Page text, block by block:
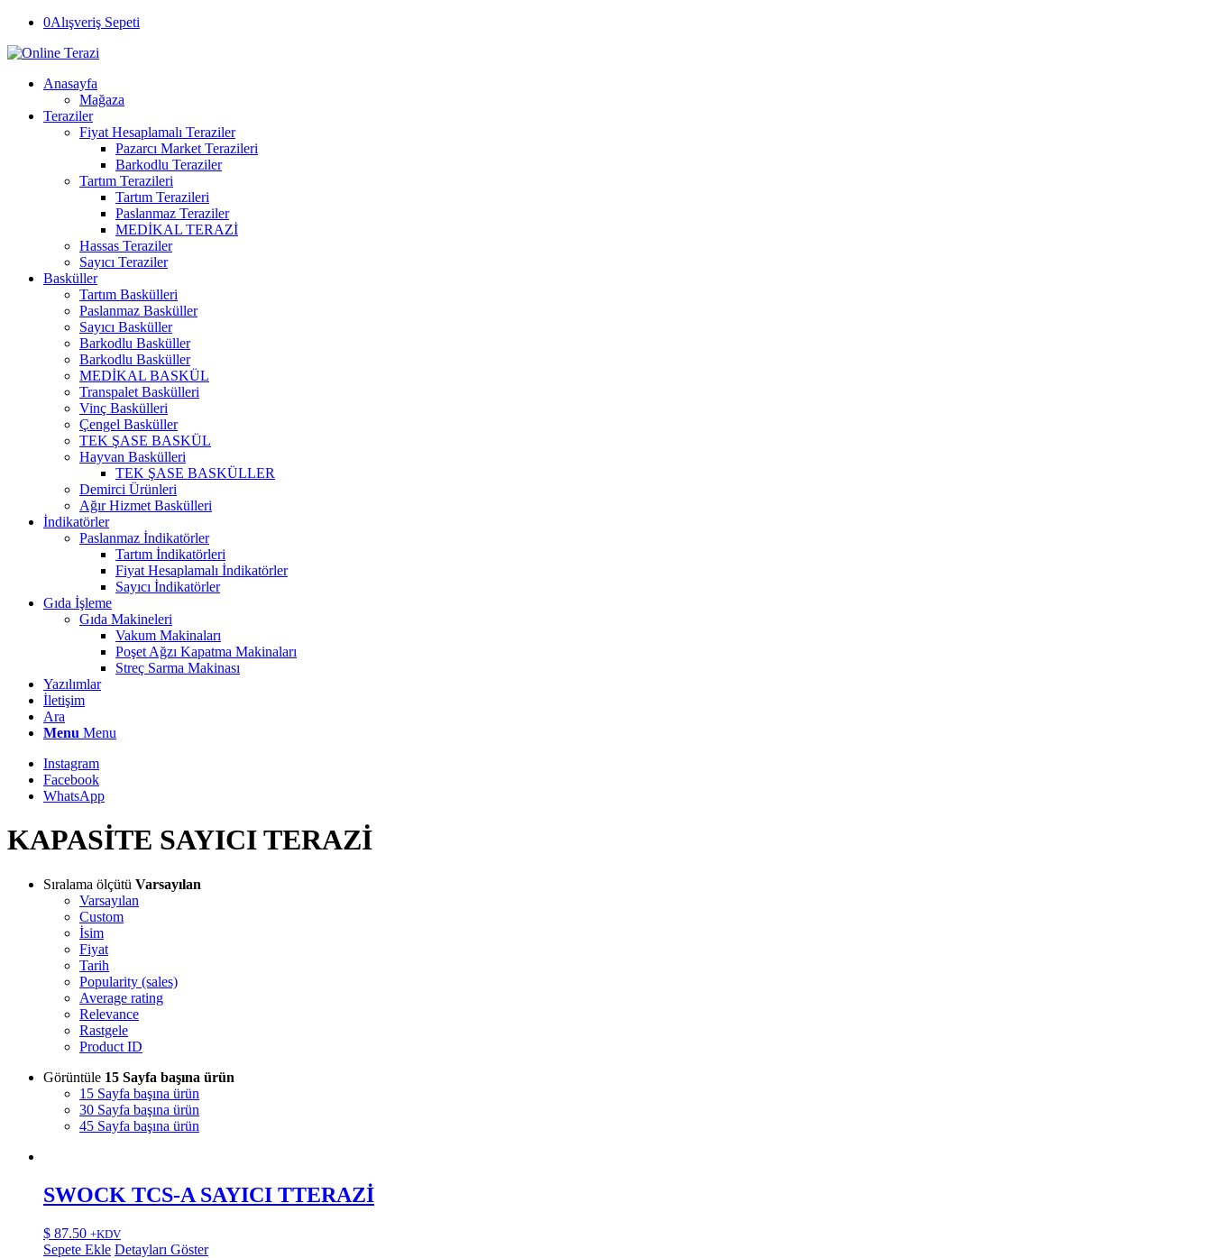
0Alışveriş Sepeti
Anasayfa
Mağaza
Teraziler
Fiyat Hesaplamalı Teraziler
Pazarcı Market Terazileri
Barkodlu Teraziler
Tartım Terazileri
Tartım Terazileri
Paslanmaz Teraziler
MEDİKAL TERAZİ
Hassas Teraziler
Sayıcı Teraziler
Basküller
Tartım Baskülleri
Paslanmaz Basküller
Sayıcı Basküller
Barkodlu Basküller
Barkodlu Basküller
MEDİKAL BASKÜL
Transpalet Baskülleri
Vinç Baskülleri
Çengel Basküller
TEK ŞASE BASKÜL
Hayvan Baskülleri
TEK ŞASE BASKÜLLER
Demirci Ürünleri
Ağır Hizmet Baskülleri
İndikatörler
Paslanmaz İndikatörler
Tartım İndikatörleri
Fiyat Hesaplamalı İndikatörler
Sayıcı İndikatörler
Gıda İşleme
Gıda Makineleri
Vakum Makinaları
Poşet Ağzı Kapatma Makinaları
Streç Sarma Makinası
Yazılımlar
İletişim
Ara
Menu Menu
Instagram
Facebook
WhatsApp
KAPASİTE SAYICI TERAZİ
Sıralama ölçütü Varsayılan
Varsayılan
Custom
İsim
Fiyat
Tarih
Popularity (sales)
Average rating
Relevance
Rastgele
Product ID
Görüntüle 15 Sayfa başına ürün
15 Sayfa başına ürün
30 Sayfa başına ürün
45 Sayfa başına ürün
SWOCK TCS-A SAYICI TTERAZİ
$ 87.50 +KDV
Sepete Ekle Detayları Göster